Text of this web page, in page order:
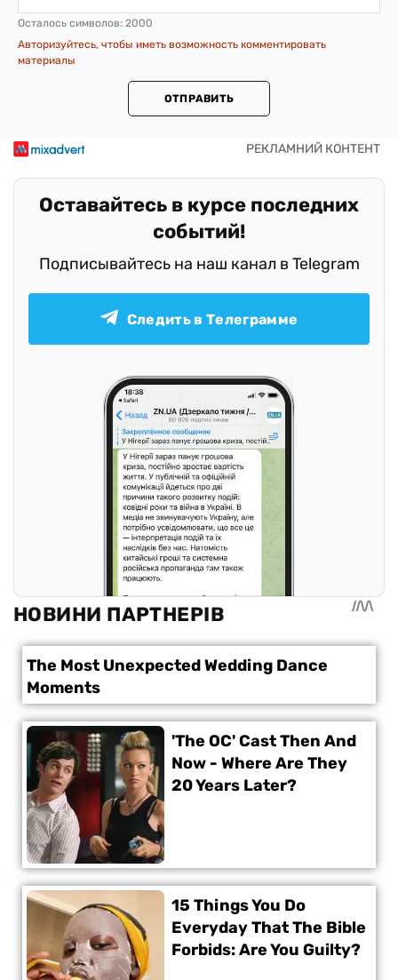
Осталось символов: 2000
Авторизуйтесь, чтобы иметь возможность комментировать
материалы
ОТПРАВИТЬ
Оставайтесь в курсе последних
событий!
Подписывайтесь на наш канал в Telegram
Следить в Телеграмме